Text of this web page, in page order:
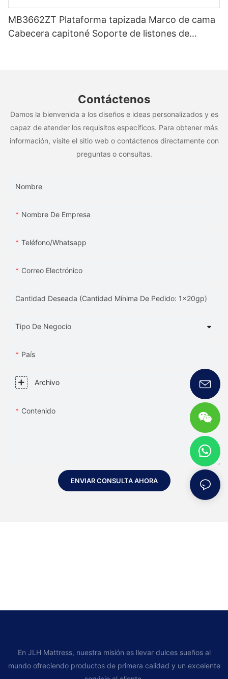
MB3662ZT Plataforma tapizada Marco de cama
Cabecera capitoné Soporte de listones de
Contáctenos
Damos la bienvenida a los diseños e ideas personalizados y es
capaz de atender los requisitos específicos. Para obtener más
información, visite el sitio web o contáctenos directamente con
preguntas o consultas.
Nombre
Nombre De Empresa
Teléfono/whatsapp
Correo Electrónico
Cantidad Deseada (Cantidad Mínima De Pedido: 1x20gp)
Tipo De Negocio
País
Archivo
Contenido
ENVIAR CONSULTA AHORA
En JLH Mattress, nuestra misión es llevar dulces sueños al
mundo ofreciendo productos de primera calidad y un excelente